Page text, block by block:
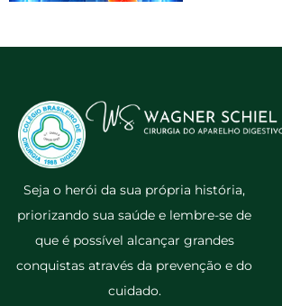
Seja o herói da sua própria história,
priorizando sua saúde e lembre-se de
que é possível alcançar grandes
conquistas através da prevenção e do
cuidado.